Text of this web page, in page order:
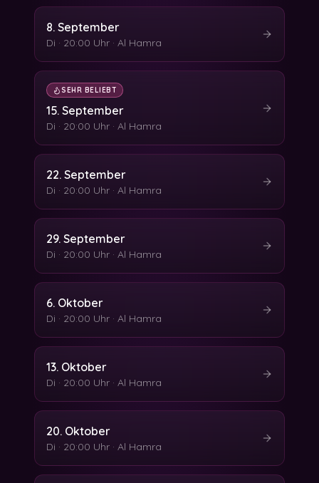
8. September
Di · 20:00 Uhr · Al Hamra
SEHR BELIEBT
15. September
Di · 20:00 Uhr · Al Hamra
22. September
Di · 20:00 Uhr · Al Hamra
29. September
Di · 20:00 Uhr · Al Hamra
6. Oktober
Di · 20:00 Uhr · Al Hamra
13. Oktober
Di · 20:00 Uhr · Al Hamra
20. Oktober
Di · 20:00 Uhr · Al Hamra